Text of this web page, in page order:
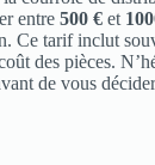
entre 500 € et
Ce tarif inclut
des pièces.
de vous